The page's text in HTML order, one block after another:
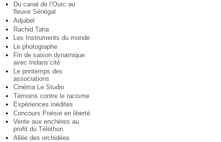
Du canal de l’Ourc au
fleuve Sénégal
Adjabel
Rachid Taha
Les Instruments du monde
Le photographe
Fin de saison dynamique
avec Indans’cité
Le printemps des
associations
Cinéma Le Studio
Témoins contre le racisme
Expériences inédites
Concours Poésie en liberté
Vente aux enchères au
profit du Téléthon
Allée des orchidées